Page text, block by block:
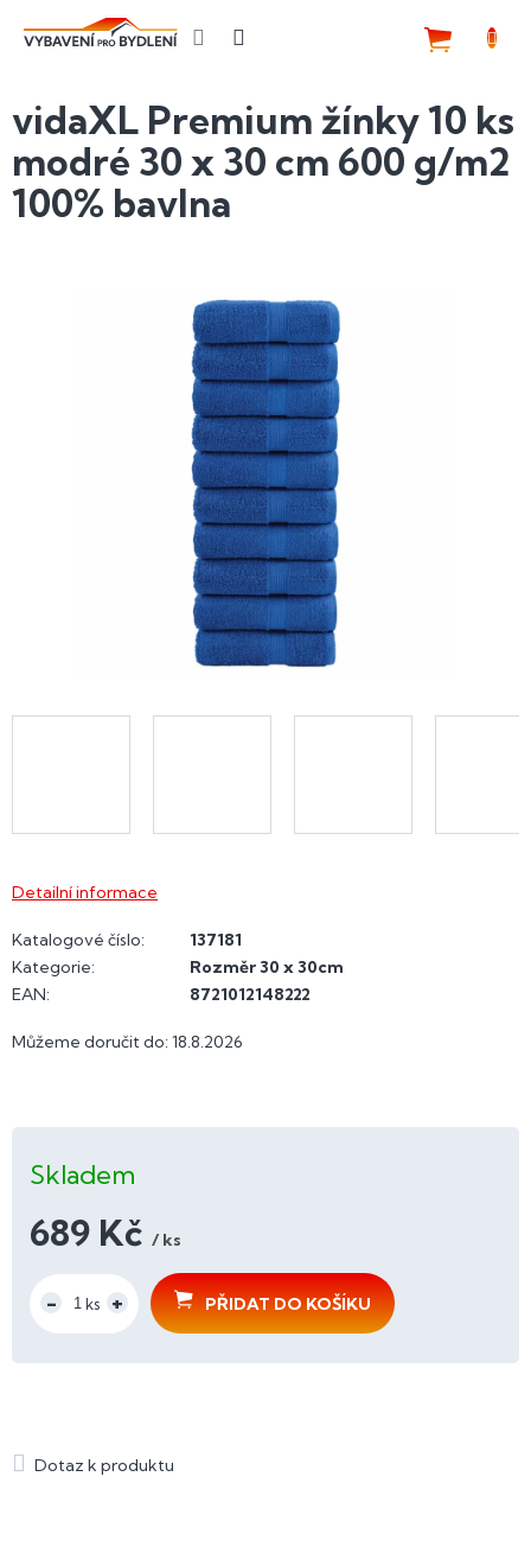
vidaXL Premium žínky 10 ks
modré 30 x 30 cm 600 g/m2
100% bavlna
Můžeme doručit do: 18.8.2026
Skladem
689 Kč / ks
cena:
PŘIDAT DO KOŠÍKU
Detailní informace
Katalogové číslo:
137181
Kategorie:
Rozměr 30 x 30cm
EAN: 8721012148222